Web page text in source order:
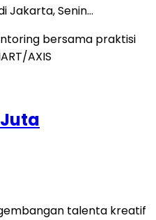
Jakarta, Senin…
talenta kreatif